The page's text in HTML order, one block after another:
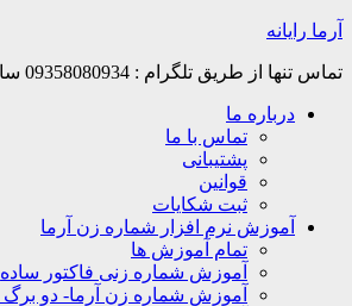
Skip
content
آرما رایانه
تماس تنها از طریق تلگرام : 09358080934 سارمی
درباره ما
تماس با ما
پشتیبانی
قوانین
ثبت شکایات
آموزش نرم افزار شماره زن آرما
تمام آموزش ها
آموزش شماره زنی فاکتور ساده
آموزش شماره زن آرما- دو برگ A5 در یک A4